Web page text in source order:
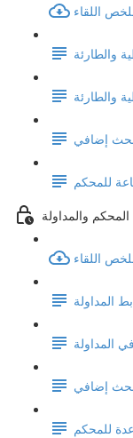
اللقاء
والطارئة
والطارئة
إضافي
للمحكم
المحكم والمداولة
اللقاء
المداولة
المداولة
إضافي
للمحكم